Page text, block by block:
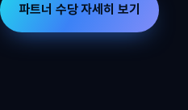
파트너 수당 자세히 보기